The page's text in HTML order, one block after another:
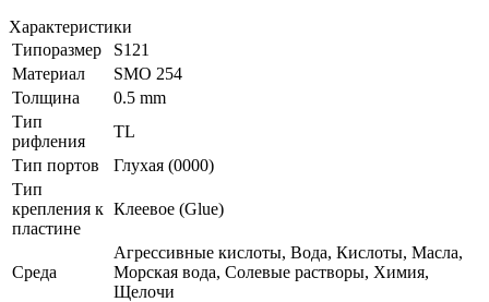
Характеристики
Типоразмер
S121
Материал
SMO 254
Толщина
0.5 mm
Тип
рифления
TL
Тип портов
Глухая (0000)
Тип
крепления к
пластине
Клеевое (Glue)
Среда
Агрессивные кислоты, Вода, Кислоты, Масла,
Морская вода, Солевые растворы, Химия,
Щелочи